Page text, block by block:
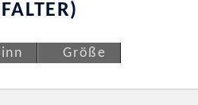
Größe